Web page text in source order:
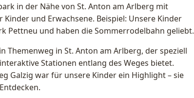
in der Nähe von St. Anton am Arlberg mit
und Erwachsene. Beispiel: Unsere Kinder
Pettneu und haben die Sommerrodelbahn geliebt.
Themenweg in St. Anton am Arlberg, der speziell
Stationen entlang des Weges bietet.
Galzig war für unsere Kinder ein Highlight – sie